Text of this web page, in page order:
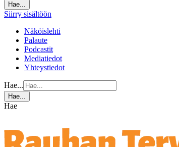
Hae...
Siirry sisältöön
Näköislehti
Palaute
Podcastit
Mediatiedot
Yhteystiedot
Hae...
Hae...
Hae